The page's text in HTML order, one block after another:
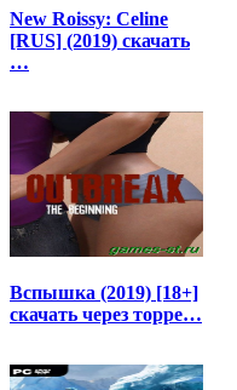
New Roissy: Celine
[RUS] (2019) скачать
…
Вспышка (2019) [18+]
скачать через торре…